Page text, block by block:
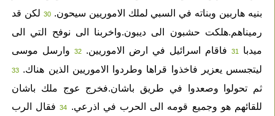
بنيه هاربين وبناته في السبي لملك الاموريين سيحون. 30لكن قد
رميناهم.هلكت حشبون الى ديبون.واخربنا الى نوفح التي الى
ميدبا
31فاقام اسرائيل في ارض الاموريين. 32وارسل موسى
ليتجسس يعزير فاخذوا قراها وطردوا الاموريين الذين هناك. 33
ثم تحولوا وصعدوا في طريق باشان.فخرج عوج ملك باشان
للقائهم هو وجميع قومه الى الحرب في اذرعي.
34فقال الرب